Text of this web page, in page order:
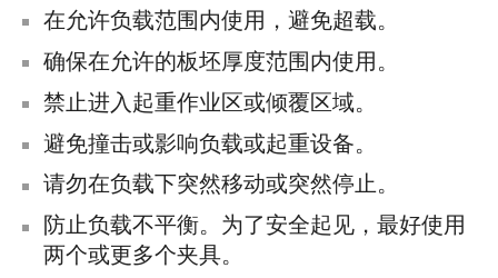
在允许负载范围内使用，避免超载。
确保在允许的板坯厚度范围内使用。
禁止进入起重作业区或倾覆区域。
避免撞击或影响负载或起重设备。
请勿在负载下突然移动或突然停止。
防止负载不平衡。为了安全起见，最好使用
两个或更多个夹具。